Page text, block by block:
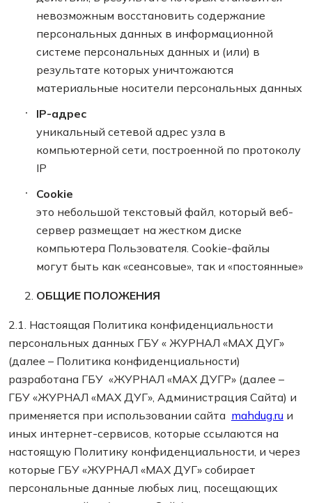
невозможным восстановить содержание
персональных данных в информационной
системе персональных данных и (или) в
результате которых уничтожаются
материальные носители персональных данных
IP-адрес
уникальный сетевой адрес узла в
компьютерной сети, построенной по протоколу
IP
Cookie
это небольшой текстовый файл, который веб-
сервер размещает на жестком диске
компьютера Пользователя. Сookie-файлы
могут быть как «сеансовые», так и «постоянные»
ОБЩИЕ ПОЛОЖЕНИЯ
2.1. Настоящая Политика конфиденциальности
персональных данных ГБУ « ЖУРНАЛ «МАХ ДУГ»
(далее – Политика конфиденциальности)
разработана ГБУ «ЖУРНАЛ «МАХ ДУГР» (далее –
ГБУ «ЖУРНАЛ «МАХ ДУГ», Администрация Сайта) и
применяется при использовании сайта mahdug.ru и
иных интернет-сервисов, которые ссылаются на
настоящую Политику конфиденциальности, и через
которые ГБУ «ЖУРНАЛ «МАХ ДУГ» собирает
персональные данные любых лиц, посещающих